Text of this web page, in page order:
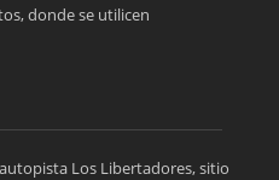
donde se utilicen
Los Libertadores, sitio